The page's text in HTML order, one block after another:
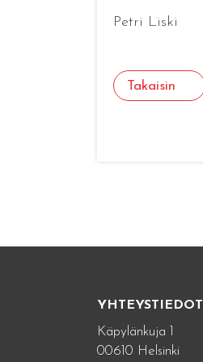
Petri Liski
Takaisin
YHTEYSTIEDOT
Käpylänkuja 1
00610 Helsinki